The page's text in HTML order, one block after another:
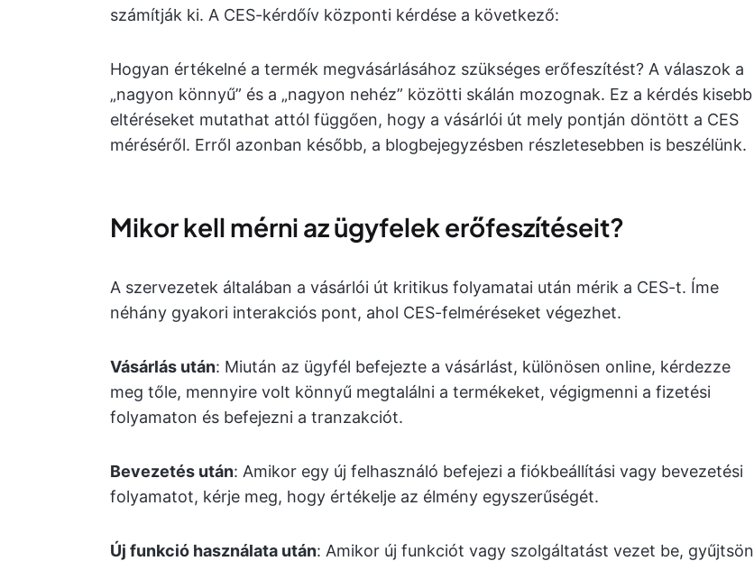
számítják ki. A CES-kérdőív központi kérdése a következő:
Hogyan értékelné a termék megvásárlásához szükséges erőfeszítést? A válaszok a
„nagyon könnyű” és a „nagyon nehéz” közötti skálán mozognak. Ez a kérdés kisebb
eltéréseket mutathat attól függően, hogy a vásárlói út mely pontján döntött a CES
méréséről. Erről azonban később, a blogbejegyzésben részletesebben is beszélünk.
Mikor kell mérni az ügyfelek erőfeszítéseit?
A szervezetek általában a vásárlói út kritikus folyamatai után mérik a CES-t. Íme
néhány gyakori interakciós pont, ahol CES-felméréseket végezhet.
Vásárlás után: Miután az ügyfél befejezte a vásárlást, különösen online, kérdezze
meg tőle, mennyire volt könnyű megtalálni a termékeket, végigmenni a fizetési
folyamaton és befejezni a tranzakciót.
Bevezetés után: Amikor egy új felhasználó befejezi a fiókbeállítási vagy bevezetési
folyamatot, kérje meg, hogy értékelje az élmény egyszerűségét.
Új funkció használata után: Amikor új funkciót vagy szolgáltatást vezet be, gyűjtsön